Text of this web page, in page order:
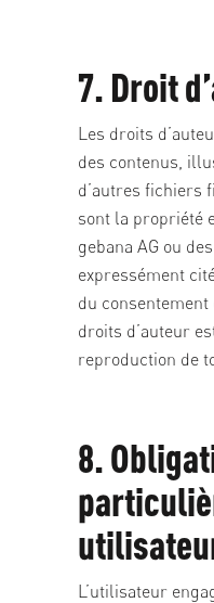
7. Droit
Les droits
des contenus,
d’autres fichiers
sont la propriété
gebana AG ou
expressément
du
droits d’auteur
reproduction de
8.
L’utilisateur